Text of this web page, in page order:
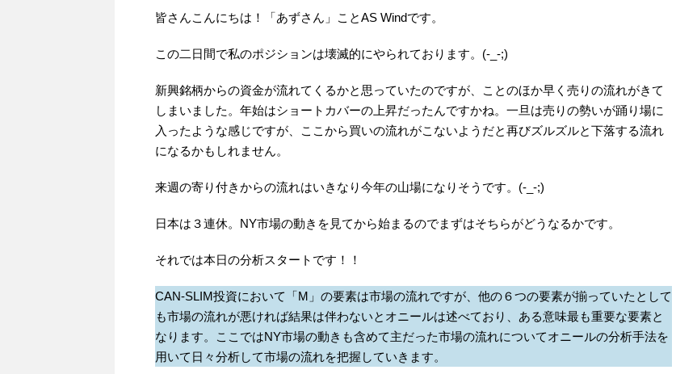
皆さんこんにちは！「あずさん」ことAS Windです。
この二日間で私のポジションは壊滅的にやられております。(-_-;)
新興銘柄からの資金が流れてくるかと思っていたのですが、ことのほか早く売りの流れがきて
しまいました。年始はショートカバーの上昇だったんですかね。一旦は売りの勢いが踊り場に
入ったような感じですが、ここから買いの流れがこないようだと再びズルズルと下落する流れ
になるかもしれません。
来週の寄り付きからの流れはいきなり今年の山場になりそうです。(-_-;)
日本は３連休。NY市場の動きを見てから始まるのでまずはそちらがどうなるかです。
それでは本日の分析スタートです！！
CAN-SLIM投資において「M」の要素は市場の流れですが、他の６つの要素が揃っていたとして
も市場の流れが悪ければ結果は伴わないとオニールは述べており、ある意味最も重要な要素と
なります。ここではNY市場の動きも含めて主だった市場の流れについてオニールの分析手法を
用いて日々分析して市場の流れを把握していきます。